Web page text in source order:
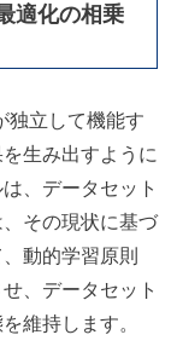
適化の相乗
独立して機能す
生み出すように
、データセット
その現状に基づ
動的学習原則
、データセット
維持します。